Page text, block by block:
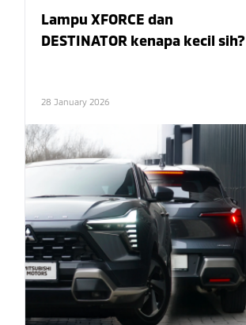
Lampu XFORCE dan
DESTINATOR kenapa kecil sih?
28 January 2026